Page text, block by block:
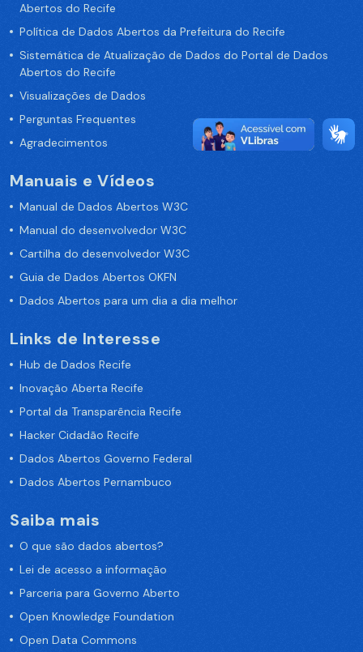
Abertos do Recife
Política de Dados Abertos da Prefeitura do Recife
Sistemática de Atualização de Dados do Portal de Dados
Abertos do Recife
Visualizações de Dados
Perguntas Frequentes
Agradecimentos
Manuais e Vídeos
Manual de Dados Abertos W3C
Manual do desenvolvedor W3C
Cartilha do desenvolvedor W3C
Guia de Dados Abertos OKFN
Dados Abertos para um dia a dia melhor
Links de Interesse
Hub de Dados Recife
Inovação Aberta Recife
Portal da Transparência Recife
Hacker Cidadão Recife
Dados Abertos Governo Federal
Dados Abertos Pernambuco
Saiba mais
O que são dados abertos?
Lei de acesso a informação
Parceria para Governo Aberto
Open Knowledge Foundation
Open Data Commons